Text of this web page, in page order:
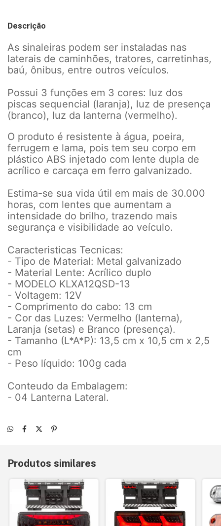
Descrição
As sinaleiras podem ser instaladas nas
laterais de caminhões, tratores, carretinhas,
baú, ônibus, entre outros veículos.
Possui 3 funções em 3 cores: luz dos
piscas sequencial (laranja), luz de presença
(branco), luz da lanterna (vermelho).
O produto é resistente à água, poeira,
ferrugem e lama, pois tem seu corpo em
plástico ABS injetado com lente dupla de
acrílico e carcaça em ferro galvanizado.
Estima-se sua vida útil em mais de 30.000
horas, com lentes que aumentam a
intensidade do brilho, trazendo mais
segurança e visibilidade ao veículo.
Caracteristicas Tecnicas:
- Tipo de Material: Metal galvanizado
- Material Lente: Acrílico duplo
- MODELO KLXA12QSD-13
- Voltagem: 12V
- Comprimento do cabo: 13 cm
- Cor das Luzes: Vermelho (lanterna),
Laranja (setas) e Branco (presença).
- Tamanho (L*A*P): 13,5 cm x 10,5 cm x 2,5
cm
- Peso líquido: 100g cada
Conteudo da Embalagem:
- 04 Lanterna Lateral.
Produtos similares